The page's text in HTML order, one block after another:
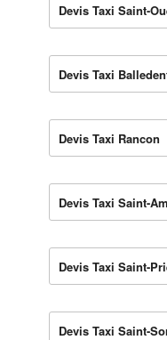
Devis Taxi Saint-
Devis Taxi
Devis Taxi Rancon
Devis Taxi Saint-
Devis Taxi Saint-
Devis Taxi Saint-